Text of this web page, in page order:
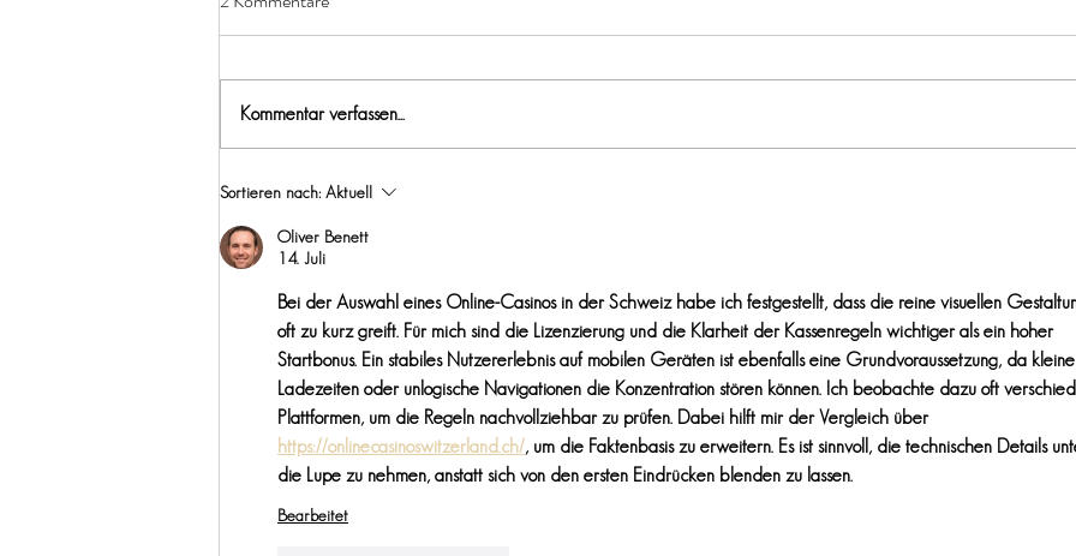
Part 2: 3 Nordic Walking
Übungen
Kommentar verfassen...
Sortieren nach: Aktuell
Oliver Benett
14. Juli
Bei der Auswahl eines Online-Casinos in der Schweiz habe ich festgestellt, dass die reine visuellen
oft zu kurz greift. Für mich sind die Lizenzierung und die Klarheit der Kassenregeln wichtiger als ein hoher
Startbonus. Ein stabiles Nutzererlebnis auf mobilen Geräten ist ebenfalls eine Grundvoraussetzung, da kleine
Ladezeiten oder unlogische Navigationen die Konzentration stören können. Ich beobachte dazu oft
Plattformen, um die Regeln nachvollziehbar zu prüfen. Dabei hilft mir der Vergleich über
https://onlinecasinoswitzerland.ch/, um die Faktenbasis zu erweitern. Es ist sinnvoll, die technischen Details
die Lupe zu nehmen, anstatt sich von den ersten Eindrücken blenden zu lassen.
Bearbeitet